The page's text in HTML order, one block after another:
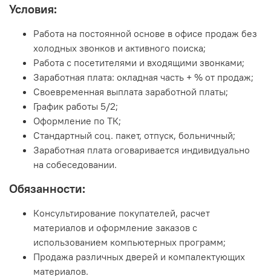
Условия:
Работа на постоянной основе в офисе продаж без
холодных звонков и активного поиска;
Работа с посетителями и входящими звонками;
Заработная плата: окладная часть + % от продаж;
Своевременная выплата заработной платы;
График работы 5/2;
Оформление по ТК;
Стандартный соц. пакет, отпуск, больничный;
Заработная плата оговаривается индивидуально
на собеседовании.
Обязанности:
Консультирование покупателей, расчет
материалов и оформление заказов с
использованием компьютерных программ;
Продажа различных дверей и компалектующих
материалов.